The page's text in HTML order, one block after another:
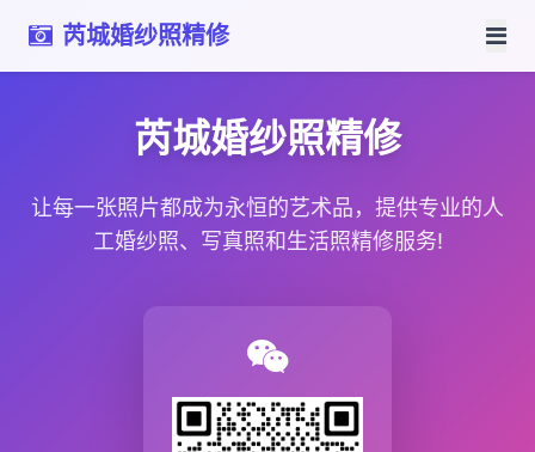
芮城婚纱照精修
芮城婚纱照精修
让每一张照片都成为永恒的艺术品，提供专业的人
工婚纱照、写真照和生活照精修服务!